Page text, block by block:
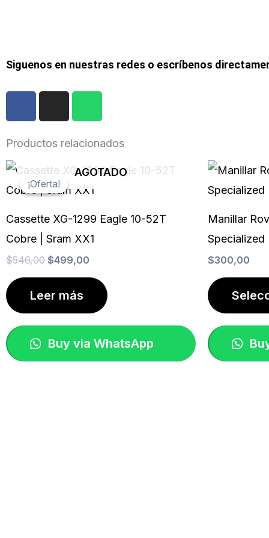
Siguenos en nuestras redes o escríbenos
e
o
o
t
g
r
m
W
t
a
p
Productos relacionados
¡Oferta!
AGOTADO
¡Oferta!
Cassette XG-1299 Eagle 10-52T
Cobre | Sram XX1
$546,00
El
precio
original
$546,00.
$499,00
El
precio
actual
$499,00.
Leer más
Buy via WhatsApp
Manillar
Specialized
$300,00